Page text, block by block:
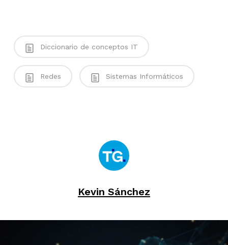
Diccionario de conceptos IT
Redes Sistemas Informáticos
Kevin Sánchez